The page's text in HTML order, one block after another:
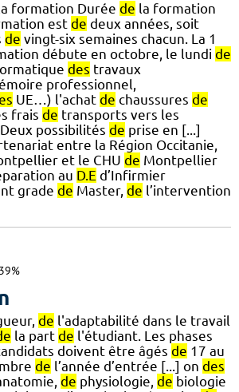
formation Durée de la formation
est de deux années, soit
de vingt-six semaines chacun. La 1
débute en octobre, le lundi de
des travaux
professionnel,
UE…) l'achat de chaussures de
frais de transports vers les
possibilités de prise en [...]
entre la Région Occitanie,
et le CHU de Montpellier
au D.E d’Infirmier
grade de Master, de l’intervention
39%
de l'adaptabilité dans le travail
la part de l'étudiant. Les phases
doivent être âgés de 17 au
de l’année d’entrée [...] on des
de physiologie, de biologie